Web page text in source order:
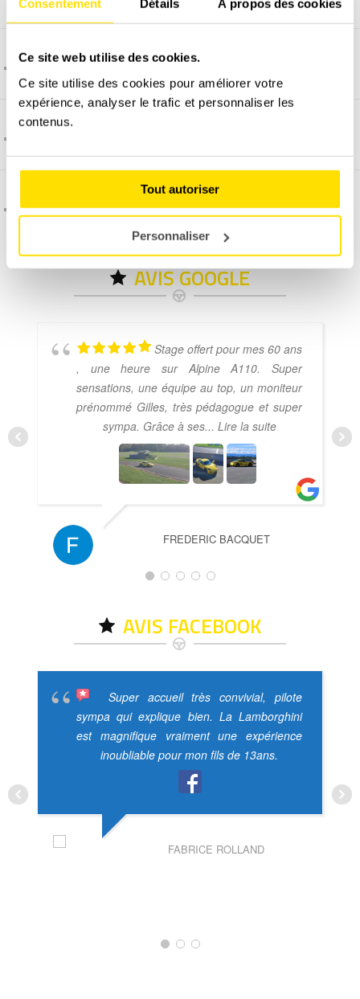
Consentement Détails À propos des cookies
Ce site web utilise des cookies.
Ce site utilise des cookies pour améliorer votre
expérience, analyser le trafic et personnaliser les
contenus.
Tout autoriser
Personnaliser
Comment se déroule ce stage en groupe ?
C'est quoi l'assurance dégâts matériel ?
AVIS GOOGLE
Stage offert pour mes 60 ans
, une heure sur Alpine A110. Super
sensations, une équipe au top, un moniteur
prénommé Gilles, très pédagogue et super
sympa. Grâce à ses... Lire la suite
FREDERIC BACQUET
AVIS FACEBOOK
Super accueil très convivial, pilote
sympa qui explique bien. La Lamborghini
est magnifique vraiment une expérience
inoubliable pour mon fils de 13ans.
FABRICE ROLLAND